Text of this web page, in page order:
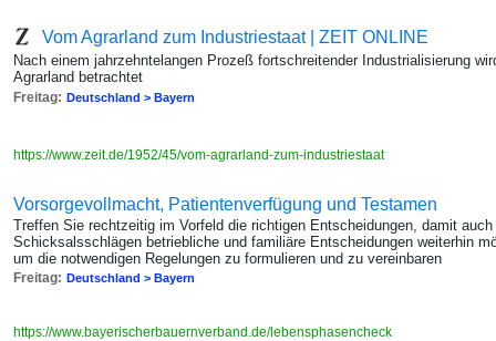
Vom Agrarland zum Industriestaat | ZEIT ONLINE
Nach einem jahrzehntelangen Prozeß fortschreitender Industrialisierung
Agrarland betrachtet
Freitag: Deutschland > Bayern
https://www.zeit.de/1952/45/vom-agrarland-zum-industriestaat
Vorsorgevollmacht, Patientenverfügung und Testamen
Treffen Sie rechtzeitig im Vorfeld die richtigen Entscheidungen, damit
Schicksalsschlägen betriebliche und familiäre Entscheidungen weiterhin
um die notwendigen Regelungen zu formulieren und zu vereinbaren
Freitag: Deutschland > Bayern
https://www.bayerischerbauernverband.de/lebensphasencheck